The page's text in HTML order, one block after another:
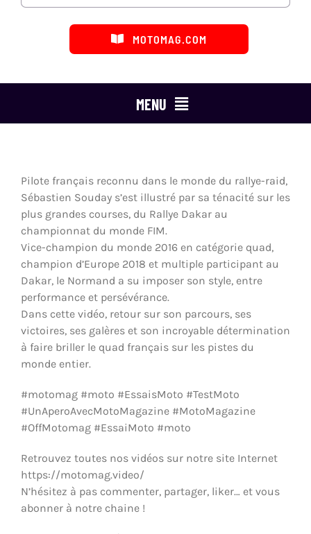
MOTOMAG.COM
MENU
MARQUES
CATÉGORIES
LES ÉMISSIONS
DÉFENSE DU MOTARD
ÉQUIPEMENTS & MÉCANIQUE
Pilote français reconnu dans le monde du rallye-raid,
Sébastien Souday s’est illustré par sa ténacité sur les
plus grandes courses, du Rallye Dakar au
championnat du monde FIM.
Vice-champion du monde 2016 en catégorie quad,
champion d’Europe 2018 et multiple participant au
Dakar, le Normand a su imposer son style, entre
performance et persévérance.
Dans cette vidéo, retour sur son parcours, ses
victoires, ses galères et son incroyable détermination
à faire briller le quad français sur les pistes du
monde entier.
#motomag #moto #EssaisMoto #TestMoto
#UnAperoAvecMotoMagazine #MotoMagazine
#OffMotomag #EssaiMoto #moto
Retrouvez toutes nos vidéos sur notre site Internet
https://motomag.video/
N’hésitez à pas commenter, partager, liker… et vous
abonner à notre chaine !